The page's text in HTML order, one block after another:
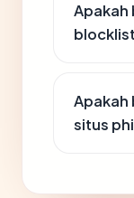
situs